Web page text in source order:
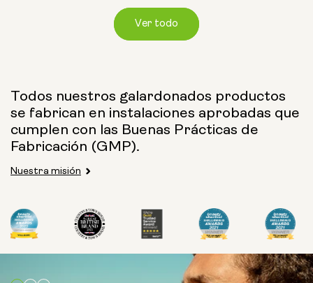
Tamaño de la cápsula:
250 mg 500 mg
Tipo:
Paquetes de viaje
Polvo en bolsa
Ver todo
Todos nuestros galardonados productos
se fabrican en instalaciones aprobadas que
cumplen con las Buenas Prácticas de
Fabricación (GMP).
Nuestra misión